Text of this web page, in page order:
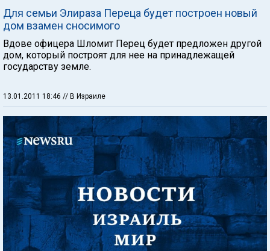
Для семьи Элираза Переца будет построен новый
дом взамен сносимого
Вдове офицера Шломит Перец будет предложен другой
дом, который построят для нее на принадлежащей
государству земле.
13.01.2011 18:46 // В Израиле